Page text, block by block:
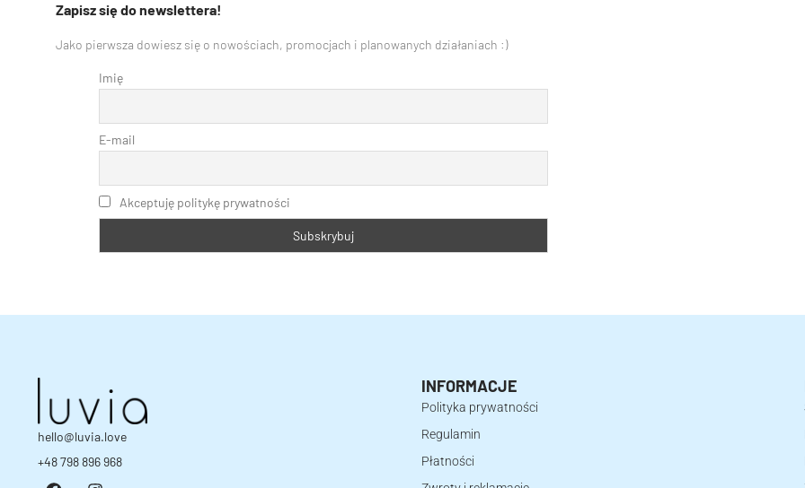
Zapisz się do newslettera!
Jako pierwsza dowiesz się o nowościach, promocjach i planowanych działaniach :)
Imię
E-mail
Akceptuję politykę prywatności
hello@luvia.love
+48 798 896 968
INFORMACJE
Polityka prywatności
Regulamin
Płatności